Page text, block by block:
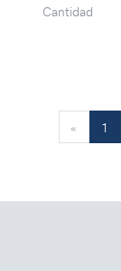
Cantidad
« 1